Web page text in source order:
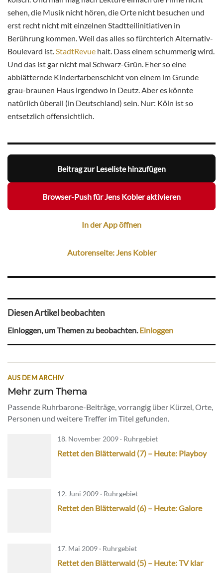
sehen, die Musik nicht hören, die Orte nicht besuchen und
erst recht nicht mit einzelnen Stadtteilinitiativen in
Berührung kommen. Weil das alles so fürchterich Alternativ-
Boulevard ist.StadtRevue halt. Dass einem schummerig wird.
Und das ist gar nicht mal Schwarz-Grün. Eher so eine
abblätternde Kinderfarbenschicht von einem im Grunde
grau-braunen Haus irgendwo in Deutz. Aber es könnte
natürlich überall (in Deutschland) sein. Nur: Köln ist so
entsetzlich offensichtlich.
Beitrag zur Leseliste hinzufügen
Browser-Push für Jens Kobler aktivieren
In der App öffnen
Autorenseite: Jens Kobler
Diesen Artikel beobachten
Einloggen, um Themen zu beobachten.Einloggen
AUS DEM ARCHIV
Mehr zum Thema
Passende Ruhrbarone-Beiträge, vorrangig über Kürzel, Orte,
Personen und weitere Treffer im Titel gefunden.
18. November 2009 · Ruhrgebiet
Rettet den Blätterwald (7) – Heute: Playboy
12. Juni 2009 · Ruhrgebiet
Rettet den Blätterwald (6) – Heute: Galore
17. Mai 2009 · Ruhrgebiet
Rettet den Blätterwald (5) – Heute: TV klar